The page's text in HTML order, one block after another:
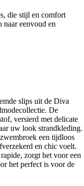
die stijl en comfort
eenvoud en
slips uit de Diva
De
versierd met delicate
uw look strandkleding.
een tijdloos
en chic voelt.
zorgt het voor een
het perfect is voor de